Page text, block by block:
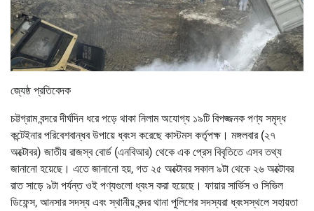
জ্যেষ্ঠ প্রতিবেদক
চট্টগ্রাম বন্দরে দীর্ঘদিন ধরে পড়ে থাকা নিলাম অযোগ্য ১৯টি বিপজ্জনক পণ্য সমৃদ্ধ
কন্টেইনার পরিবেশবান্ধব উপায়ে ধ্বংস করেছে কাস্টমস কর্তৃপক্ষ। মঙ্গলবার (২৭
অক্টোবর) জাতীয় রাজস্ব বোর্ড (এনবিআর) থেকে এক প্রেস বিবৃতিতে এসব তথ্য
জানানো হয়েছে। এতে জানানো হয়, গত ২৫ অক্টোবর সকাল ৯টা থেকে ২৬ অক্টোবর
রাত সাড়ে ৯টা পর্যন্ত ওই পণ্যগুলো ধ্বংস করা হয়েছে। ফায়ার সার্ভিস ও সিভিল
ডিফেন্স, আনসার সদস্য এবং স্থানীয় বন্দর থানা পুলিশের সদস্যরা ধ্বংসস্থলে সহায়তা